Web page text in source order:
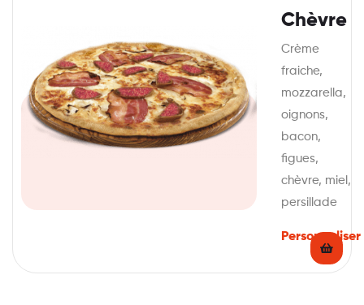
Chèvre
Crème
fraiche,
mozzarella,
oignons,
bacon,
figues,
chèvre, miel,
persillade
Personnaliser